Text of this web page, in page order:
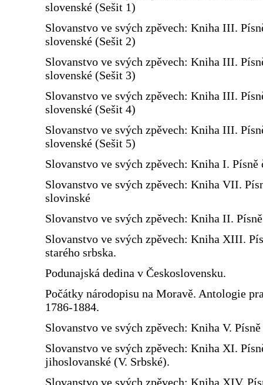
slovenské (Sešit 1)
Slovanstvo ve svých zpěvech: Kniha III.
slovenské (Sešit 2)
Slovanstvo ve svých zpěvech: Kniha III.
slovenské (Sešit 3)
Slovanstvo ve svých zpěvech: Kniha III.
slovenské (Sešit 4)
Slovanstvo ve svých zpěvech: Kniha III.
slovenské (Sešit 5)
Slovanstvo ve svých zpěvech: Kniha I. Písně
Slovanstvo ve svých zpěvech: Kniha VII.
slovinské
Slovanstvo ve svých zpěvech: Kniha II.
Slovanstvo ve svých zpěvech: Kniha XIII.
starého srbska.
Podunajská dedina v Československu.
Počátky národopisu na Moravě. Antologie
1786-1884.
Slovanstvo ve svých zpěvech: Kniha V.
Slovanstvo ve svých zpěvech: Kniha XI.
jihoslovanské (V. Srbské).
Slovanstvo ve svých zpěvech: Kniha XIV.